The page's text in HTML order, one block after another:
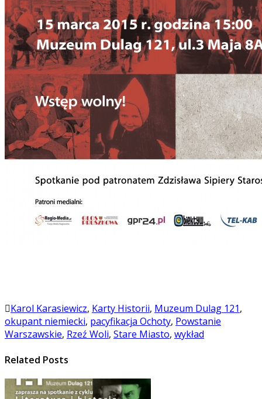
Karol Karasiewicz, Karty Historii, Muzeum Dulag 121,
okupant niemiecki, pacyfikacja Ochoty, Powstanie
Warszawskie, Rzeź Woli, Stare Miasto, wykład
Related Posts